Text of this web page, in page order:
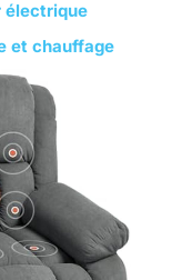
électrique
et chauffage